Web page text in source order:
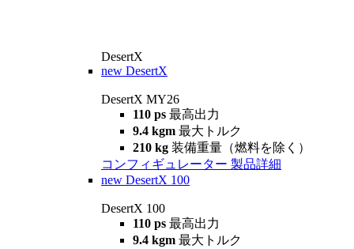
DesertX
new DesertX
DesertX MY26
110 ps 最高出力
9.4 kgm 最大トルク
210 kg 装備重量（燃料を除く）
コンフィギュレーター 製品詳細
new DesertX 100
DesertX 100
110 ps 最高出力
9.4 kgm 最大トルク